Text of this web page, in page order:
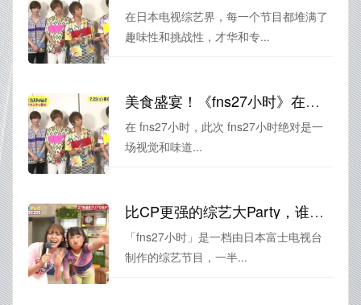
在日本电视综艺界，每一个节目都堆满了
趣味性和挑战性，才华和专...
美食盛宴！《fns27小时》在线播与你同时满足味蕾和眼球
在 fns27小时，此次 fns27小时绝对是一
场视觉和味道...
比CP更强的综艺大Party，谁敢不看？《fns27小时》综艺2021观看推荐
「fns27小时」是一档由日本富士电视台
制作的综艺节目，一半...